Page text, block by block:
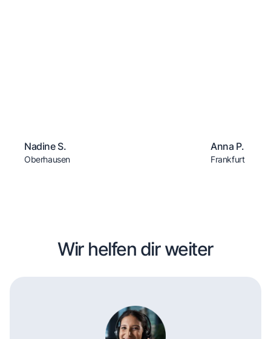
Nadine S.
Oberhausen
Anna P.
Frankfurt
Wir helfen dir weiter